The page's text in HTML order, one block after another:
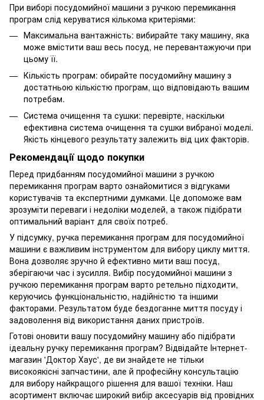
При виборі посудомийної машини з ручкою перемикання
програм слід керуватися кількома критеріями:
Максимальна вантажність: вибирайте таку машину, яка
може вмістити ваш весь посуд, не перевантажуючи при
цьому її.
Кількість програм: обирайте посудомийну машину з
достатньою кількістю програм, що відповідають вашим
потребам.
Система очищення та сушки: перевірте, наскільки
ефективна система очищення та сушки вибраної моделі.
Якість кінцевого результату залежить від цих факторів.
Рекомендації щодо покупки
Перед придбанням посудомийної машини з ручкою
перемикання програм варто ознайомитися з відгуками
користувачів та експертними думками. Це допоможе вам
зрозуміти переваги і недоліки моделей, а також підібрати
оптимальний варіант для своїх потреб.
У підсумку, ручка перемикання програм для посудомийної
машини є важливим інструментом для вибору циклу миття.
Вона дозволяє зручно й ефективно мити ваш посуд,
зберігаючи час і зусилля. Вибір посудомийної машини з
ручкою перемикання програм варто ретельно підходити,
керуючись функціональністю, надійністю та іншими
факторами. Результатом буде бездоганне миття посуду і
задоволення від використання даних пристроїв.
Готові оновити вашу посудомийну машину або підібрати
ідеальну ручку перемикання програм? Відвідайте Інтернет-
магазин 'Доктор Хаус', де ви знайдете не тільки
високоякісні запчастини, але й професійну консультацію
для вибору найкращого рішення для вашої техніки. Наш
асортимент включає широкий вибір аксесуарів від провідних